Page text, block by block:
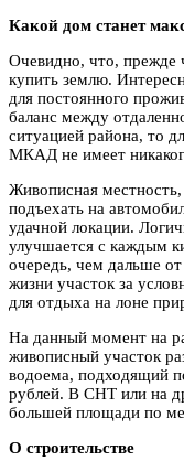
Какой дом станет
Очевидно, что, прежде
купить землю.
для постоянного
баланс между
ситуацией района, то
МКАД не имеет
Живописная
подъехать на
удачной локации.
улучшается с каждым
очередь, чем дальше
жизни участок за
для отдыха на лоне
На данный момент на
живописный участок
водоема, подходящий
рублей. В СНТ или на
большей площади по
О строительстве